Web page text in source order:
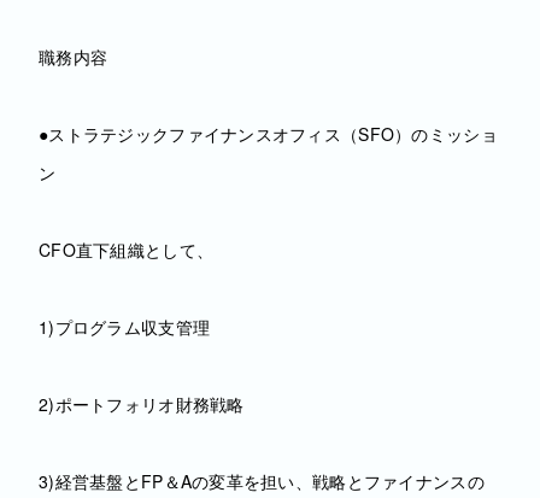
職務内容
●ストラテジックファイナンスオフィス（SFO）のミッショ
ン
CFO直下組織として、
1)プログラム収支管理
2)ポートフォリオ財務戦略
3)経営基盤とFP＆Aの変革を担い、戦略とファイナンスの